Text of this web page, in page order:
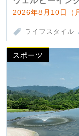
2026年8月10日（
ライフスタイル
スポーツ